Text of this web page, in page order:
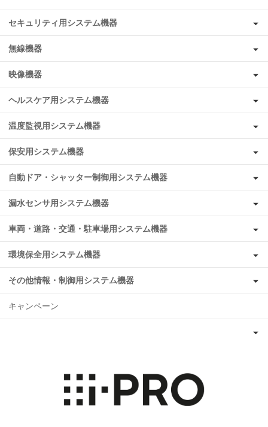
セキュリティ用システム機器
無線機器
映像機器
ヘルスケア用システム機器
温度監視用システム機器
保安用システム機器
自動ドア・シャッター制御用システム機器
漏水センサ用システム機器
車両・道路・交通・駐車場用システム機器
環境保全用システム機器
その他情報・制御用システム機器
キャンペーン